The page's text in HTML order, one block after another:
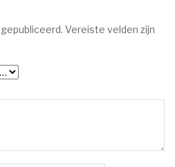
Vereiste velden zijn